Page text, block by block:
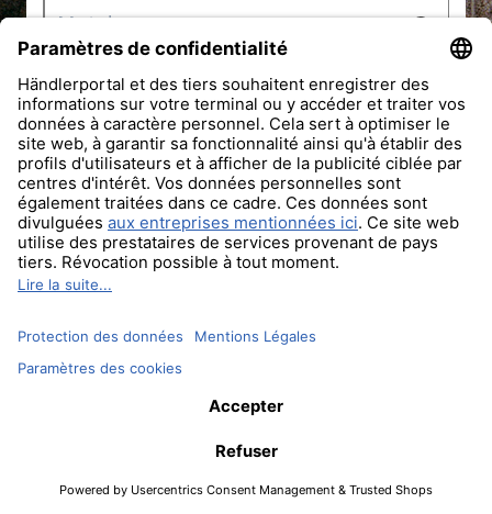
Se connecter
Avez-vous oublié votre mot de passe?